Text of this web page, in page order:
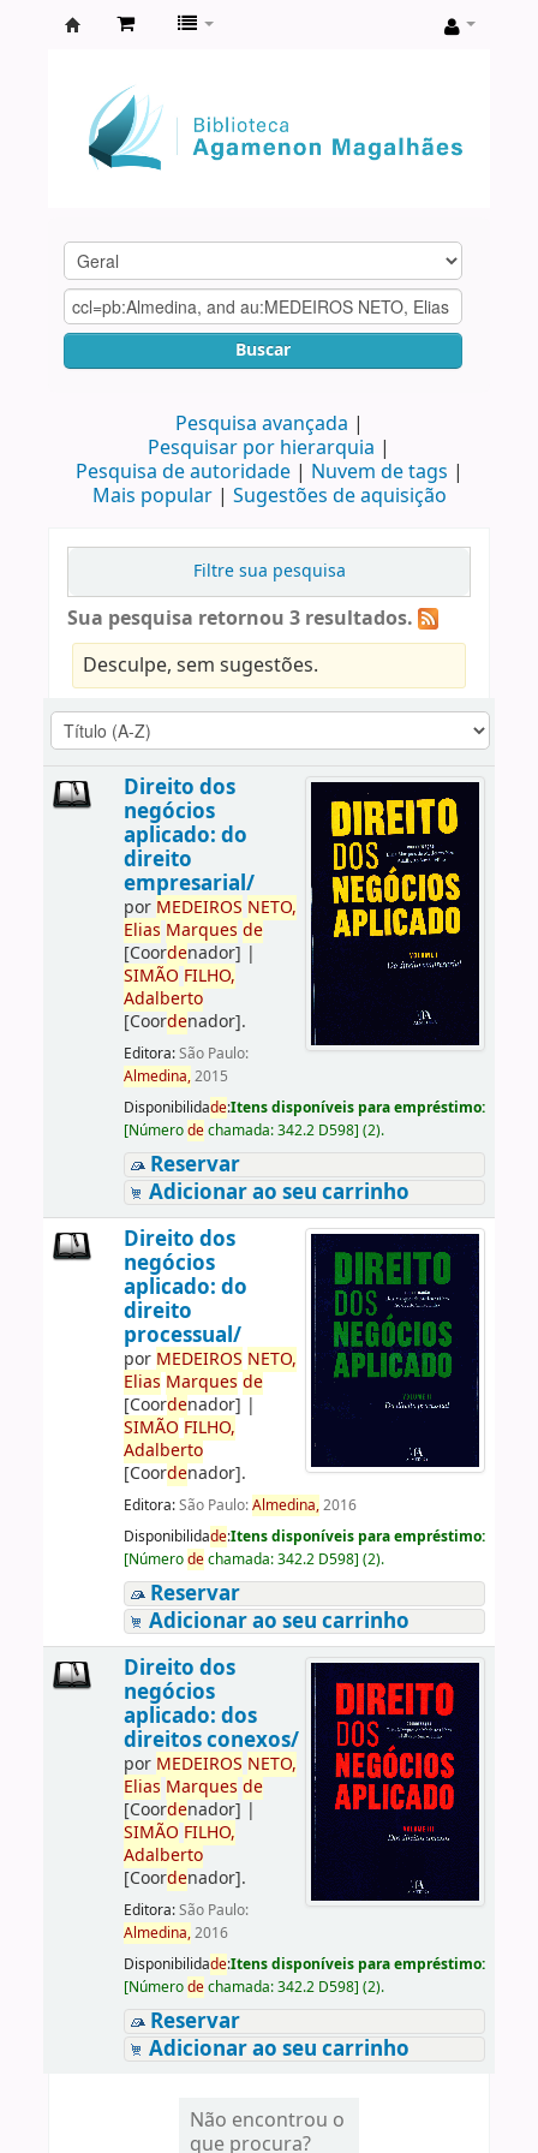
Agamenon
Magalhães
Buscar
Pesquisa avançada
Pesquisar por hierarquia
Pesquisa de autoridade
Nuvem de tags
Mais popular
Sugestões de aquisição
Filtre sua pesquisa
Sua pesquisa retornou 3 resultados.
Desculpe, sem sugestões.
Direito dos
negócios
aplicado: do
direito
empresarial/
por MEDEIROS NETO,
Elias Marques de
[Coordenador] |
SIMÃO FILHO,
Adalberto
[Coordenador].
Editora:São Paulo:
Almedina,2015
Disponibilidade:Itens disponíveis para empréstimo:
[Númerodechamada:342.2 D598] (2).
Reservar
Adicionar ao seu carrinho
Direito dos
negócios
aplicado: do
direito
processual/
por MEDEIROS NETO,
Elias Marques de
[Coordenador] |
SIMÃO FILHO,
Adalberto
[Coordenador].
Editora:São Paulo:Almedina,2016
Disponibilidade:Itens disponíveis para empréstimo:
[Númerodechamada:342.2 D598] (2).
Reservar
Adicionar ao seu carrinho
Direito dos
negócios
aplicado: dos
direitos conexos/
por MEDEIROS NETO,
Elias Marques de
[Coordenador] |
SIMÃO FILHO,
Adalberto
[Coordenador].
Editora:São Paulo:
Almedina,2016
Disponibilidade:Itens disponíveis para empréstimo:
[Númerodechamada:342.2 D598] (2).
Reservar
Adicionar ao seu carrinho
Não encontrou o
que procura?